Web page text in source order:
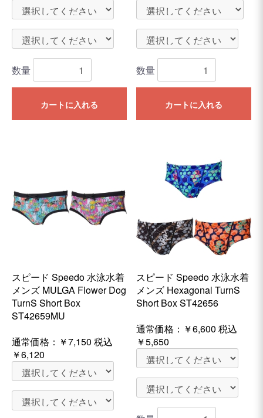
数量
カートに入れる
数量
カートに入れる
スピード Speedo 水泳水着
メンズ MULGA Flower Dog
TurnS Short Box
ST42659MU
通常価格： ￥7,150 税込
￥6,120
スピード Speedo 水泳水着
メンズ Hexagonal TurnS
Short Box ST42656
通常価格： ￥6,600 税込
￥5,650